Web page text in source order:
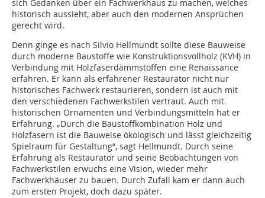
sich Gedanken über ein Fachwerkhaus zu machen, welches
historisch aussieht, aber auch den modernen Ansprüchen
gerecht wird.
Denn ginge es nach Silvio Hellmundt sollte diese Bauweise
durch moderne Baustoffe wie Konstruktionsvollholz (KVH) in
Verbindung mit Holzfaserdämmstoffen eine Renaissance
erfahren. Er kann als erfahrener Restaurator nicht nur
historisches Fachwerk restaurieren, sondern ist auch mit
den verschiedenen Fachwerkstilen vertraut. Auch mit
historischen Ornamenten und Verbindungsmitteln hat er
Erfahrung. „Durch die Baustoffkombination Holz und
Holzfasern ist die Bauweise ökologisch und lässt gleichzeitig
Spielraum für Gestaltung“, sagt Hellmundt. Durch seine
Erfahrung als Restaurator und seine Beobachtungen von
Fachwerkstilen erwuchs eine Vision, wieder mehr
Fachwerkhäuser zu bauen. Durch Zufall kam er dann auch
zum ersten Projekt, doch dazu später.